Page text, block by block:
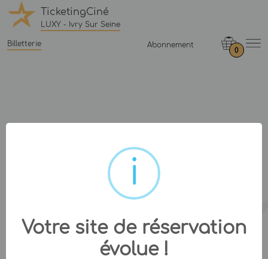
TicketingCiné
LUXY - Ivry Sur Seine
Billetterie Abonnement
0
Votre site de réservation
évolue !